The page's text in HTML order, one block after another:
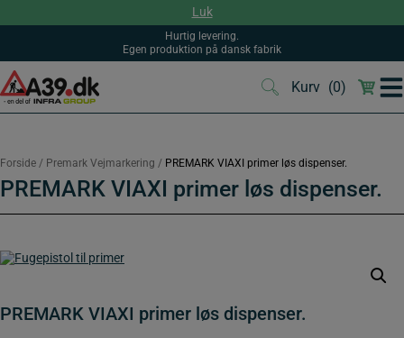
Luk
Hurtig levering.
Egen produktion på dansk fabrik
Kurv (0)
(0)
Forside / Premark Vejmarkering / PREMARK VIAXI primer løs dispenser.
PREMARK VIAXI primer løs dispenser.
PREMARK VIAXI primer løs dispenser.